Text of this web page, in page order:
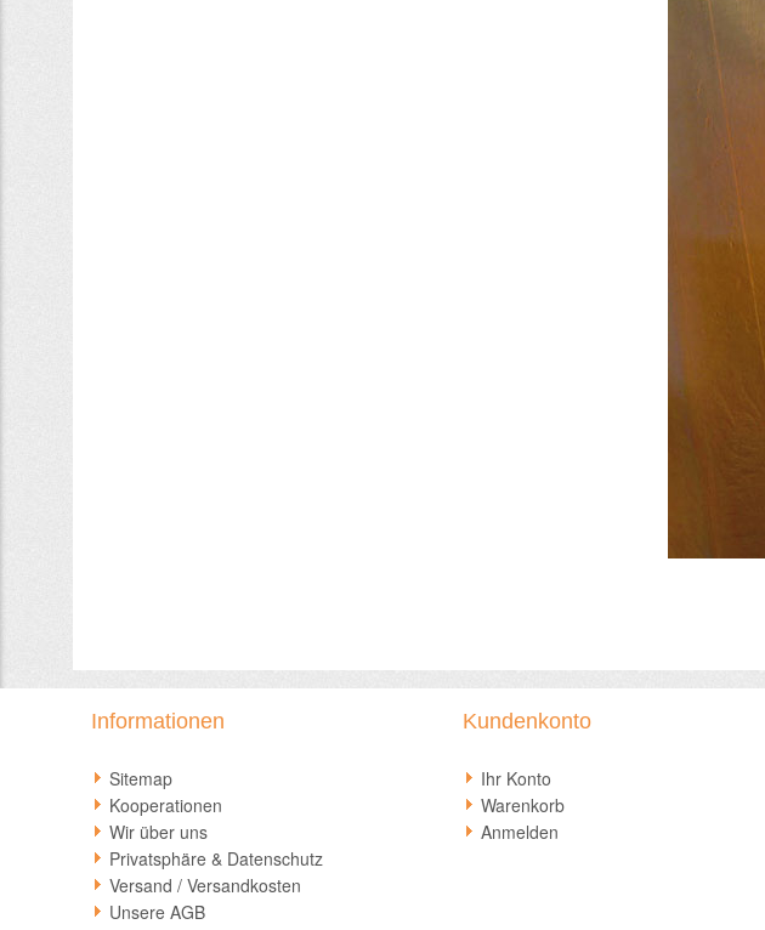
Informationen
Sitemap
Kooperationen
Wir über uns
Privatsphäre & Datenschutz
Versand / Versandkosten
Unsere AGB
Kundenkonto
Ihr Konto
Warenkorb
Anmelden